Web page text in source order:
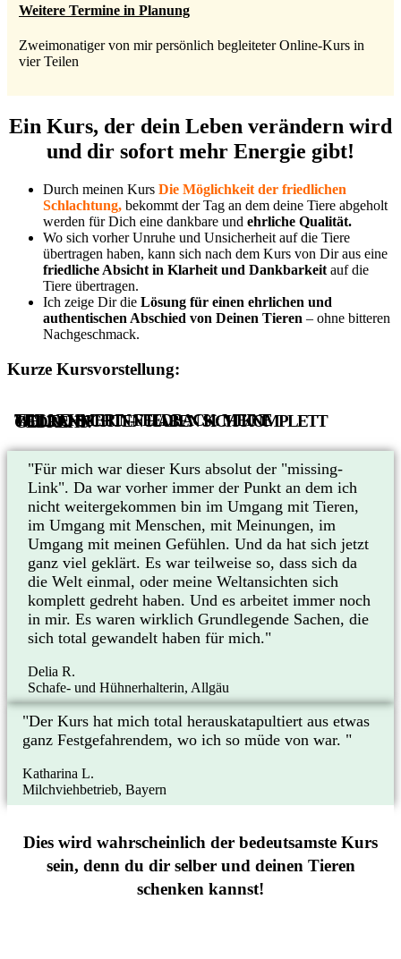
Weitere Termine in Planung
Zweimonatiger von mir persönlich begleiteter Online-Kurs in
vier Teilen
Ein Kurs, der dein Leben verändern wird
und dir sofort mehr Energie gibt!
Durch meinen Kurs Die Möglichkeit der friedlichen
Schlachtung, bekommt der Tag an dem deine Tiere abgeholt
werden für Dich eine dankbare und ehrliche Qualität.
Wo sich vorher Unruhe und Unsicherheit auf die Tiere
übertragen haben, kann sich nach dem Kurs von Dir aus eine
friedliche Absicht in Klarheit und Dankbarkeit auf die
Tiere übertragen.
Ich zeige Dir die Lösung für einen ehrlichen und
authentischen Abschied von Deinen Tieren – ohne bitteren
Nachgeschmack.
Kurze Kursvorstellung:
TEILNEHMERIN-FEEDBACK: MEINE WELTANSICHTEN HABEN SICH KOMPLETT GEDREHT:
"Für mich war dieser Kurs absolut der "missing-
Link". Da war vorher immer der Punkt an dem ich
nicht weitergekommen bin im Umgang mit Tieren,
im Umgang mit Menschen, mit Meinungen, im
Umgang mit meinen Gefühlen. Und da hat sich jetzt
ganz viel geklärt. Es war teilweise so, dass sich da
die Welt einmal, oder meine Weltansichten sich
komplett gedreht haben. Und es arbeitet immer noch
in mir. Es waren wirklich Grundlegende Sachen, die
sich total gewandelt haben für mich."
Delia R.
Schafe- und Hühnerhalterin, Allgäu
"Der Kurs hat mich total herauskatapultiert aus etwas
ganz Festgefahrendem, wo ich so müde von war. "
Katharina L.
Milchviehbetrieb, Bayern
Dies wird wahrscheinlich der bedeutsamste Kurs
sein, denn du dir selber und deinen Tieren
schenken kannst!